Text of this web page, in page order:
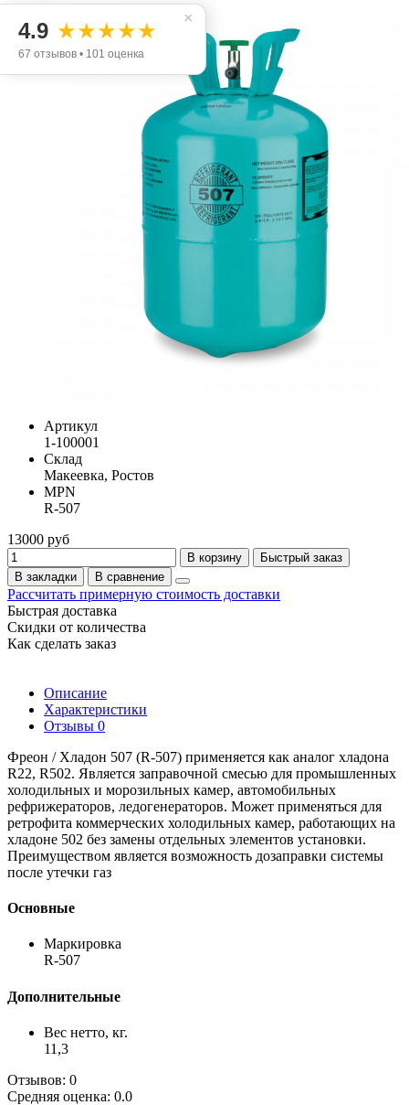
Артикул
1-100001
Склад
Макеевка, Ростов
MPN
R-507
13000 руб
В корзину
Быстрый заказ
В закладки
В сравнение
Рассчитать примерную стоимость доставки
Быстрая доставка
Скидки от количества
Как сделать заказ
Описание
Характеристики
Отзывы 0
Фреон / Хладон 507 (R-507) применяется как аналог хладона
R22, R502. Является заправочной смесью для промышленных
холодильных и морозильных камер, автомобильных
рефрижераторов, ледогенераторов. Может применяться для
ретрофита коммерческих холодильных камер, работающих на
хладоне 502 без замены отдельных элементов установки.
Преимуществом является возможность дозаправки системы
после утечки газ
Основные
Маркировка
R-507
Дополнительные
Вес нетто, кг.
11,3
Отзывов: 0
Средняя оценка: 0.0
×
4.9 ★★★★★
67 отзывов • 101 оценка